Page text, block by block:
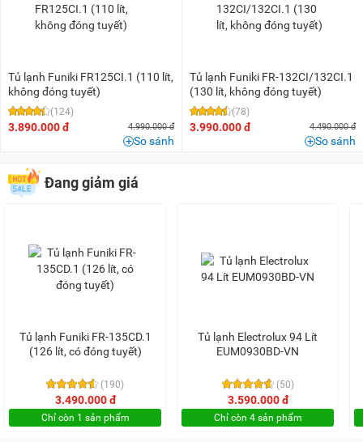
Tủ lạnh Funiki FR125CI.1 (110 lít,
không đóng tuyết)
(124)
3.890.000 đ 4.990.000 đ
So sánh
Tủ lạnh Funiki FR-132CI/132CI.1
(130 lít, không đóng tuyết)
(78)
3.990.000 đ 4.490.000 đ
So sánh
Đang giảm giá
Tủ lạnh Funiki FR-135CD.1
(126 lít, có đóng tuyết)
(190)
3.490.000 đ
Chỉ còn 1 sản phẩm
Tủ lạnh Electrolux 94 Lít
EUM0930BD-VN
(50)
3.590.000 đ
Chỉ còn 4 sản phẩm